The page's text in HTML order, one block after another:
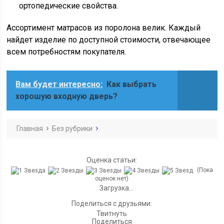
ортопедические свойства.
Ассортимент матрасов из поролона велик. Каждый
найдет изделие по доступной стоимости, отвечающее
всем потребностям покупателя.
Вам будет интересно: Как выбрать
хорошую входную дверь?
Главная Без рубрики
Оценка статьи:
(Пока
оценок нет)
Загрузка...
Поделиться с друзьями:
Твитнуть
Поделиться